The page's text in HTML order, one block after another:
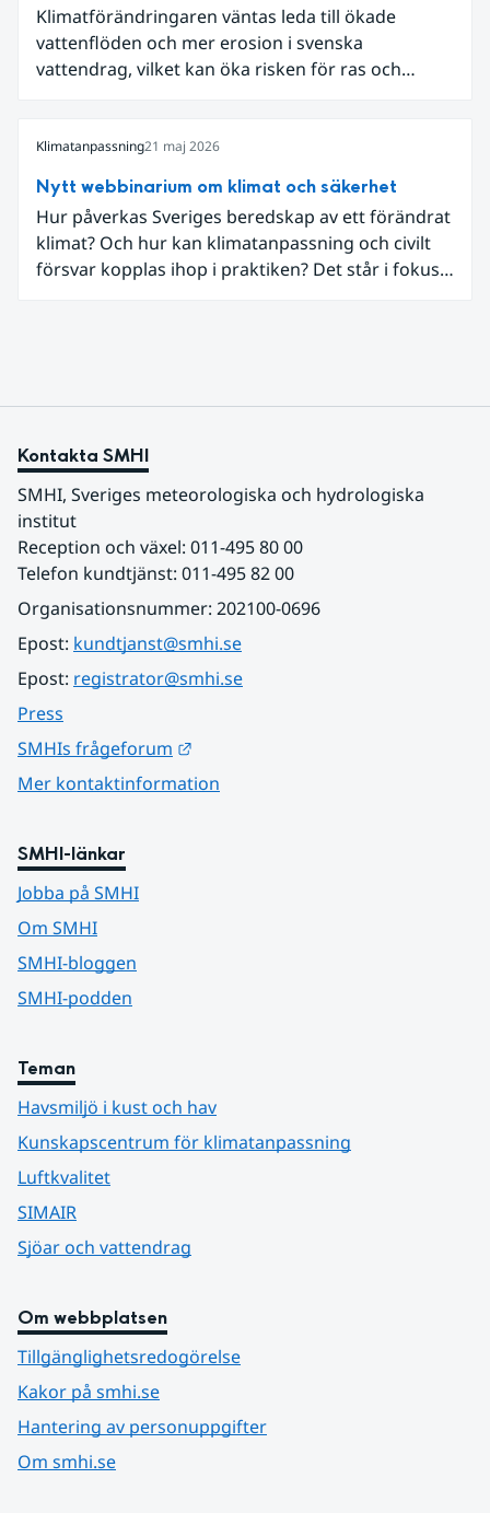
Klimatförändringaren väntas leda till ökade
vattenflöden och mer erosion i svenska
vattendrag, vilket kan öka risken för ras och
ligger nära älven. När Trafikverket skulle säkra
vägen valde myndigheten, tillsammans med
Statens geotekniska institut (SGI), att arbeta med
naturbaserade erosionsskydd där teknisk
säkerhet kombineras med biologisk mångfald och
hänsyn till landskapet.
Klimatanpassning21 maj 2026
Nytt webbinarium om klimat och säkerhet
Hur påverkas Sveriges beredskap av ett förändrat
klimat? Och hur kan klimatanpassning och civilt
försvar kopplas ihop i praktiken? Det står i fokus i
Kontakta SMHI
SMHI, Sveriges meteorologiska och hydrologiska
institut
Reception och växel: 011-495 80 00
Telefon kundtjänst: 011-495 82 00
Organisationsnummer: 202100-0696
Epost: kundtjanst@smhi.se
Epost: registrator@smhi.se
Press
SMHIs frågeforum
Mer kontaktinformation
SMHI-länkar
Jobba på SMHI
Om SMHI
SMHI-bloggen
SMHI-podden
Teman
Havsmiljö i kust och hav
Kunskapscentrum för klimatanpassning
Luftkvalitet
SIMAIR
Sjöar och vattendrag
Om webbplatsen
Tillgänglighetsredogörelse
Kakor på smhi.se
Hantering av personuppgifter
Om smhi.se